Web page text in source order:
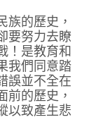
族的歷史，
要努力去瞭
！是教育和
我們同意踏
誤並不全在
前的歷史，
以致產生悲